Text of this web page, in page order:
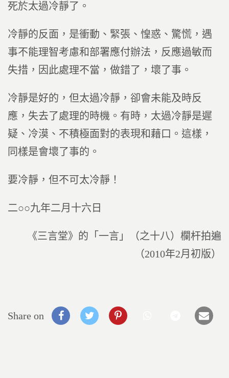
死於太過冷靜了。
冷靜的反面，是衝動、緊張、惶惑、驚慌，遇
事不能理智考慮和部署應付辦法，反應過敏而
失措，因此處理不當，做錯了，壞了事。
冷靜是好的，但太過冷靜，卻會未能及時反
應，失去了處理的時機。有時，太過冷靜是遲
疑、冷漠、不積極面對的表現和藉口。這樣，
同樣是會壞了事的。
要冷靜，但不可太冷靜！
二○○九年二月十六日
《三言堂》的「一言」（之十八）欄杆拍遍
（2010年2月初版）
Share on